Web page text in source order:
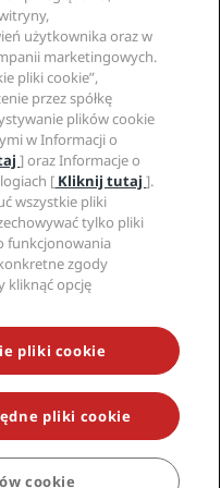
niewolnictwa
prawa zastrzeżone. RHG
RED, Radisson Blu, Radisson
Park Inn, Country Inn &
oraz Radisson Meetings są
użytkownika oraz w
marketingowych.
pliki cookie”,
przez spółkę
plików cookie
w Informacji o
] oraz Informacje o
[ Kliknij tutaj].
wszystkie pliki
tylko pliki
funkcjonowania
zgody
kliknąć opcję
pliki cookie
pliki cookie
cookie